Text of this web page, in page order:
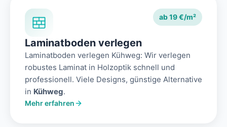
ab 19 €/m²
Laminatboden verlegen
Laminatboden verlegen Kühweg: Wir verlegen
robustes Laminat in Holzoptik schnell und
professionell. Viele Designs, günstige Alternative
in Kühweg.
Mehr erfahren